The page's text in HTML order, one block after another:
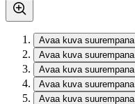
Avaa kuva suurempana
Avaa kuva suurempana
Avaa kuva suurempana
Avaa kuva suurempana
Avaa kuva suurempana